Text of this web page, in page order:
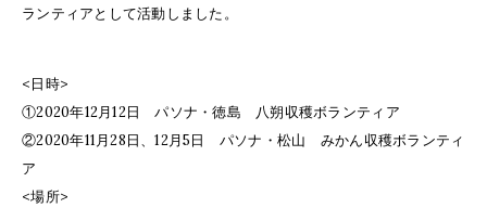
ランティアとして活動しました。
<日時>
①2020年12月12日 パソナ・徳島 八朔収穫ボランティア
②2020年11月28日、12月5日 パソナ・松山 みかん収穫ボランティ
ア
<場所>